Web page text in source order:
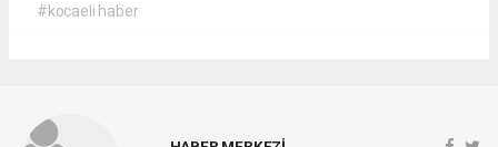
#kocaeli haber